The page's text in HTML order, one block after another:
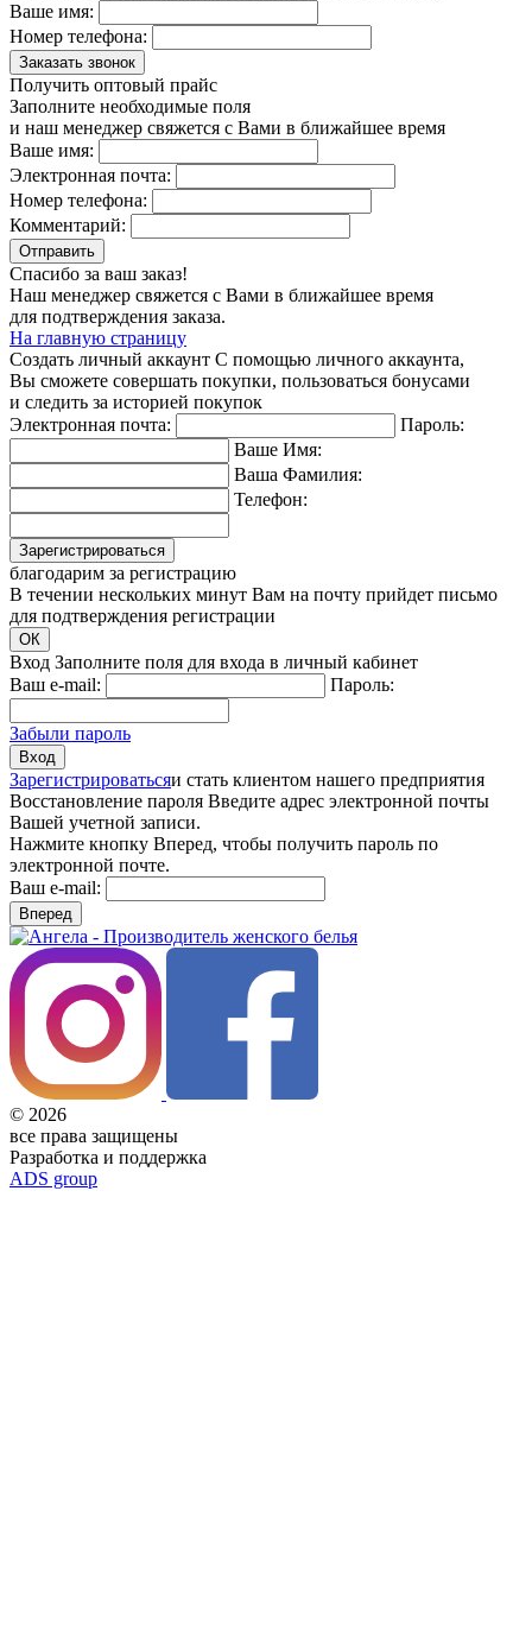
Ваше имя:
Номер телефона:
Заказать звонок
Получить оптовый прайс
Заполните необходимые поля
и наш менеджер свяжется с Вами в ближайшее время
Ваше имя:
Электронная почта:
Номер телефона:
Комментарий:
Отправить
Спасибо за ваш заказ!
Наш менеджер свяжется с Вами в ближайшее время
для подтверждения заказа.
На главную страницу
Создать личный аккаунт С помощью личного аккаунта,
Вы сможете совершать покупки, пользоваться бонусами
и следить за историей покупок
Электронная почта:
Пароль:
Ваше Имя:
Ваша Фамилия:
Телефон:
Зарегистрироваться
благодарим за регистрацию
В течении нескольких минут Вам на почту прийдет письмо
для подтверждения регистрации
ОК
Вход Заполните поля для входа в личный кабинет
Ваш e-mail:
Пароль:
Забыли пароль
Вход
Зарегистрироватьсяи стать клиентом нашего предприятия
Восстановление пароля Введите адрес электронной почты
Вашей учетной записи.
Нажмите кнопку Вперед, чтобы получить пароль по
электронной почте.
Ваш e-mail:
Вперед
© 2026
все права защищены
Разработка и поддержка
ADS group